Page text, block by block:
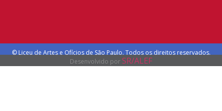
© Liceu de Artes e Ofícios de São Paulo. Todos os direitos reservados.
Desenvolvido por SR/ALEF